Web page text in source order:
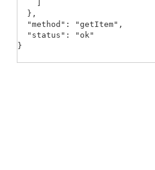
  },
  "method": "getItem",
  "status": "ok"
}